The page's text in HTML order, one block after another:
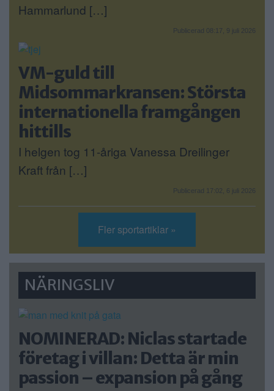
Hammarlund […]
Publicerad 08:17, 9 juli 2026
VM-guld till
Midsommarkransen: Största
internationella framgången
hittills
I helgen tog 11-åriga Vanessa Dreilinger
Kraft från […]
Publicerad 17:02, 6 juli 2026
Fler sportartiklar »
NÄRINGSLIV
NOMINERAD: Niclas startade
företag i villan: Detta är min
passion – expansion på gång